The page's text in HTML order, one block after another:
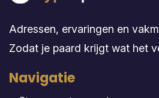
Adressen, ervaringen en
Zodat je paard krijgt wat het
Navigatie